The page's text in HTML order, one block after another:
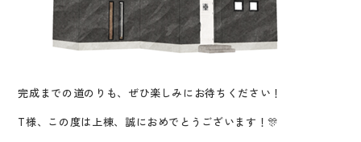
完成までの道のりも、ぜひ楽しみにお待ちください！
T様、この度は上棟、誠におめでとうございます！🎊